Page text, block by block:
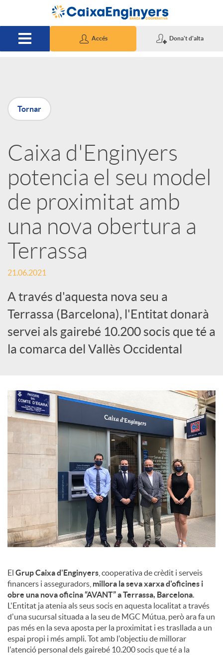
Salta al contingut principal
Accés Dona't d'alta
P
u
b
l
i
c
d
o
d
e
c
o
n
t
i
n
Tornar
Caixa d'Enginyers
potencia el seu model
de proximitat amb
una nova obertura a
Terrassa
21.06.2021
A través d'aquesta nova seu a
Terrassa (Barcelona), l'Entitat donarà
servei als gairebé 10.200 socis que té a
la comarca del Vallès Occidental
El Grup Caixa d'Enginyers , cooperativa de crèdit i serveis
financers i asseguradors, millora la seva xarxa d'oficines i
obre una nova oficina “AVANT” a Terrassa, Barcelona
L'Entitat ja atenia als seus socis en aquesta localitat a través
d'una sucursal situada a la seu de MGC Mútua, però ara fa un
pas més en la seva aposta per la proximitat i es trasllada a un
espai propi i més ampli. Tot amb l'objectiu de millorar
l'atenció personal dels gairebé 10.200 socis que té a la